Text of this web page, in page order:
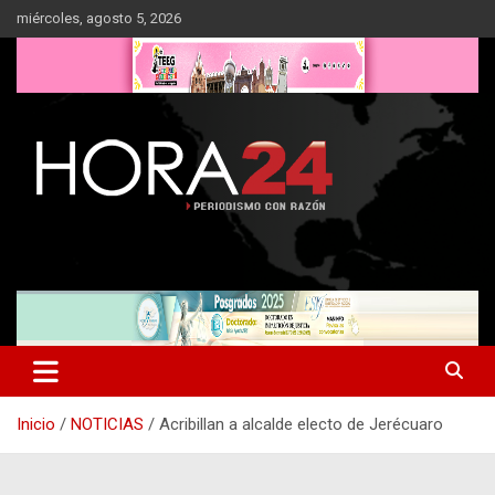
Saltar
al
miércoles, agosto 5, 2026
Inicio NOTICIAS Acribillan a alcalde electo de Jerécuaro